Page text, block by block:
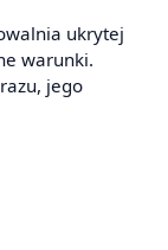
ukrytej
warunki.
jego